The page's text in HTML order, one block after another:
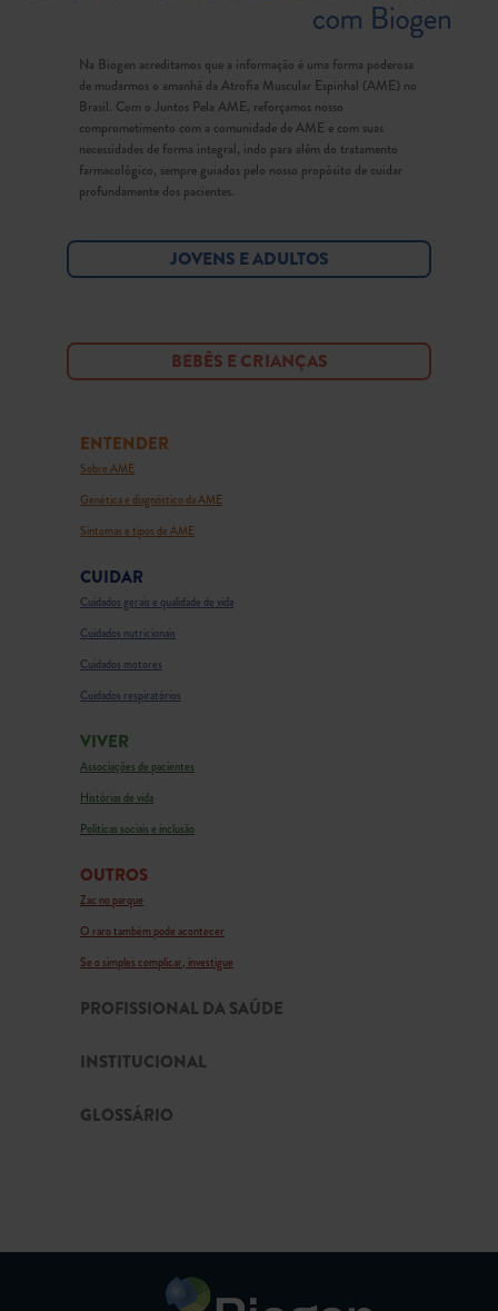
Na Biogen acreditamos que a informação é uma forma poderosa
de mudarmos o amanhã da Atrofia Muscular Espinhal (AME) no
Brasil. Com o Juntos Pela AME, reforçamos nosso
comprometimento com a comunidade de AME e com suas
necessidades de forma integral, indo para além do tratamento
farmacológico, sempre guiados pelo nosso propósito de cuidar
profundamente dos pacientes.
JOVENS E ADULTOS
BEBÊS E CRIANÇAS
ENTENDER
Sobre AME
Genética e diagnóstico da AME
Sintomas e tipos de AME
CUIDAR
Cuidados gerais e qualidade de vida
Cuidados nutricionais
Cuidados motores
Cuidados respiratórios
VIVER
Associações de pacientes
Histórias de vida
Políticas sociais e inclusão
OUTROS
Zac no parque
O raro também pode acontecer
Se o simples complicar, investigue
PROFISSIONAL DA SAÚDE
INSTITUCIONAL
GLOSSÁRIO